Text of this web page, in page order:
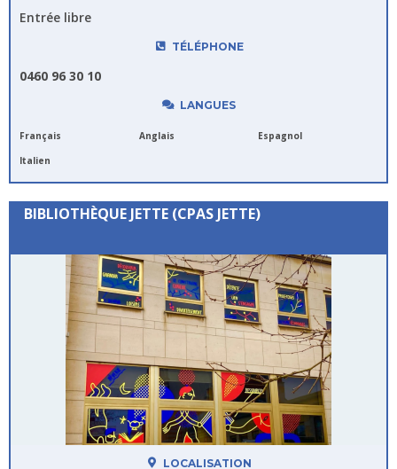
Entrée libre
TÉLÉPHONE
0460 96 30 10
LANGUES
Français Anglais
Espagnol
Italien
BIBLIOTHÈQUE JETTE (CPAS JETTE)
LOCALISATION